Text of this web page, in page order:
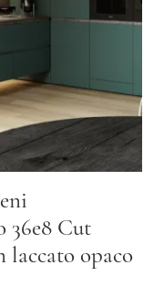
36e8 Cut
laccato opaco